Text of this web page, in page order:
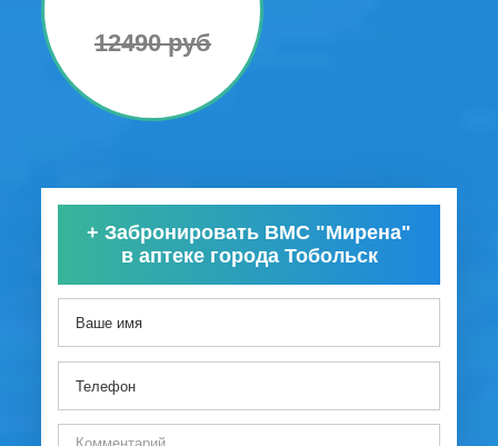
12490 руб
+ Забронировать ВМС "Мирена"
в аптеке города Тобольск